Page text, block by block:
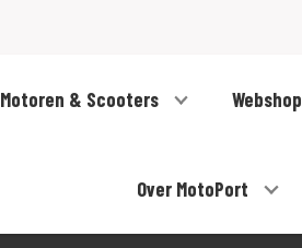
Motoren & Scooters Webshop
Over MotoPort